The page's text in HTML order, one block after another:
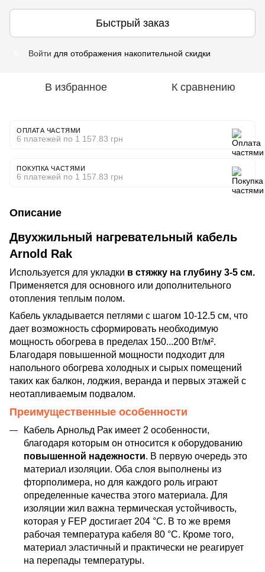
Быстрый заказ
Войти для отображения накопительной скидки
В избранное К сравнению
ОПЛАТА ЧАСТЯМИ
6 платежей по 1 157.83 грн
ПОКУПКА ЧАСТЯМИ
6 платежей по 1 157.83 грн
Описание
Двухжильный нагревательный кабель
Arnold Rak
Используется для укладки в стяжку на глубину 3-5 см.
Применяется для основного или дополнительного
отопления теплым полом.
Кабель укладывается петлями с шагом 10-12.5 см, что
дает возможность сформировать необходимую
мощность обогрева в пределах 150...200 Вт/м².
Благодаря повышенной мощности подходит для
напольного обогрева холодных и сырых помещений
таких как балкон, лоджия, веранда и первых этажей с
неотапливаемым подвалом.
Преимущественные особенности
Кабель Арнольд Рак имеет 2 особенности,
благодаря которым он относится к оборудованию
повышенной надежности. В первую очередь это
материал изоляции. Оба слоя выполнены из
фторполимера, но для каждого роль играют
определенные качества этого материала. Для
изоляции жил важна термическая устойчивость,
которая у FEP достигает 204 °C. В то же время
рабочая температура кабеля 80 °C. Кроме того,
материал эластичный и практически не реагирует
на перепады температуры.